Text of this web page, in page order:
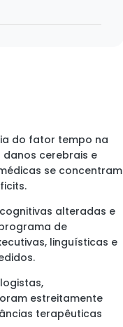
do fator tempo na
cerebrais e
se concentram
alteradas e
de
linguísticas e
estreitamente
terapêuticas